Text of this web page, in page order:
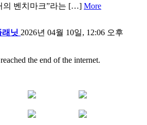
의 벤치마크”라는 […] More
래닛 2026년 04월 10일, 12:06 오후
the end of the internet.